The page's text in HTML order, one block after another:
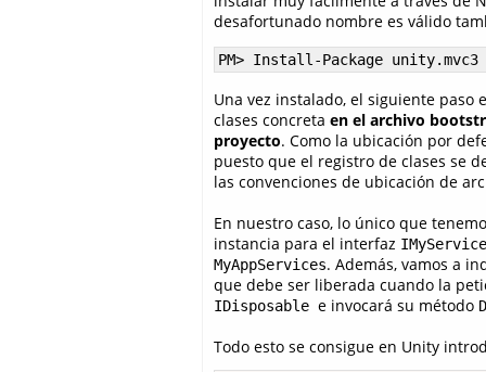
desafortunado nombre es válido
PM> Install-Package unity.mvc3
Una vez instalado, el siguiente
clases concreta en el archivo
proyecto. Como la ubicación por
puesto que el registro de clases se
las convenciones de ubicación de
En nuestro caso, lo único que
instancia para el interfaz
MyAppServices. Además, vamos a
que debe ser liberada cuando la
IDisposable e invocará su método
Todo esto se consigue en Unity